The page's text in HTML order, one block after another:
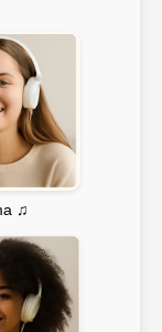
♫